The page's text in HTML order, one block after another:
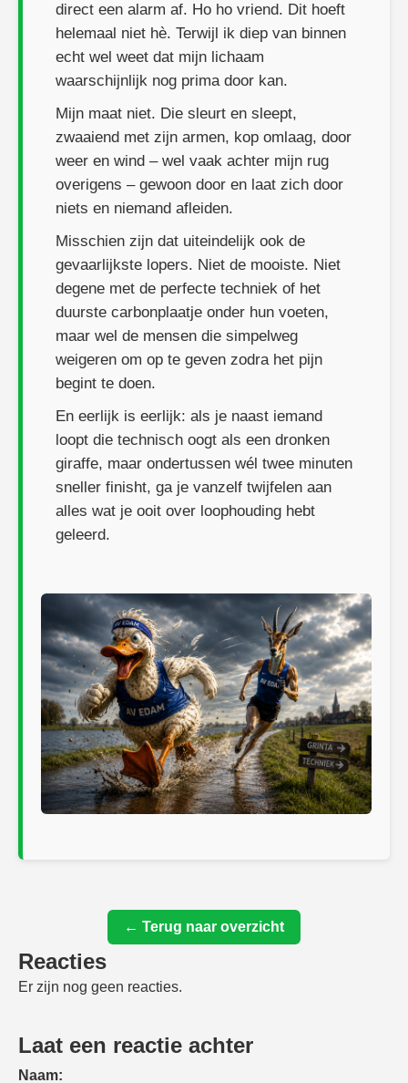
direct een alarm af. Ho ho vriend. Dit hoeft
helemaal niet hè. Terwijl ik diep van binnen
echt wel weet dat mijn lichaam
waarschijnlijk nog prima door kan.
Mijn maat niet. Die sleurt en sleept,
zwaaiend met zijn armen, kop omlaag, door
weer en wind – wel vaak achter mijn rug
overigens – gewoon door en laat zich door
niets en niemand afleiden.
Misschien zijn dat uiteindelijk ook de
gevaarlijkste lopers. Niet de mooiste. Niet
degene met de perfecte techniek of het
duurste carbonplaatje onder hun voeten,
maar wel de mensen die simpelweg
weigeren om op te geven zodra het pijn
begint te doen.
En eerlijk is eerlijk: als je naast iemand
loopt die technisch oogt als een dronken
giraffe, maar ondertussen wél twee minuten
sneller finisht, ga je vanzelf twijfelen aan
alles wat je ooit over loophouding hebt
geleerd.
← Terug naar overzicht
Reacties
Er zijn nog geen reacties.
Laat een reactie achter
Naam: